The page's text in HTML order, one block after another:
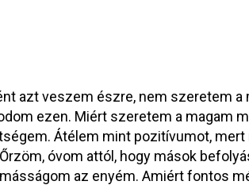
azt veszem észre, nem szeretem a
ezen. Miért szeretem a magam
Átélem mint pozitívumot,
óvom attól, hogy mások
az enyém. Amiért fontos